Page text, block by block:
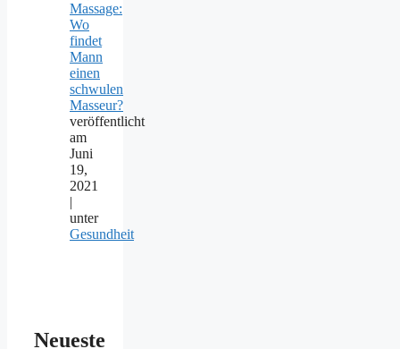
Massage:
Wo
findet
Mann
einen
schwulen
Masseur?
veröffentlicht
am
Juni
19,
2021
|
unter
Gesundheit
Neueste